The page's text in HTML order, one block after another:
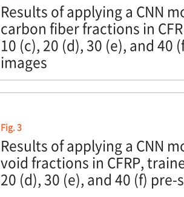
Results of applying a CNN
carbon fiber fractions in
10 (c), 20 (d), 30 (e), and 40
images
Fig. 3
Results of applying a CNN
void fractions in CFRP,
20 (d), 30 (e), and 40 (f)